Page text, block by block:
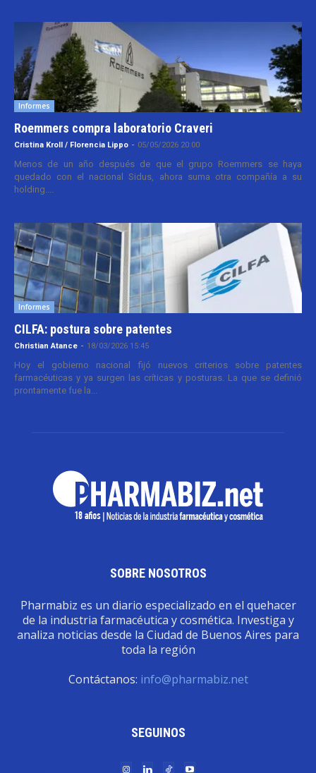
Informes
Roemmers compra laboratorio Craveri
Cristina Kroll / Florencia Lippo - 05/05/2026 20:00
Menos de un año después de que el grupo Roemmers se haya
quedado con el nacional Sidus, ahora suma otra compañía a su
holding....
Informes
CILFA: postura sobre patentes
Christian Atance - 18/03/2026 15:45
Hoy el gobierno nacional fijó nuevos criterios sobre patentes
farmacéuticas y ya surgen las críticas y posturas. La que se definió
prontamente fue la...
SOBRE NOSOTROS
Pharmabiz es un diario especializado en el quehacer
de la industria farmacéutica y cosmética. Investiga y
analiza noticias desde la Ciudad de Buenos Aires para
toda la región
Contáctanos: info@pharmabiz.net
SEGUINOS